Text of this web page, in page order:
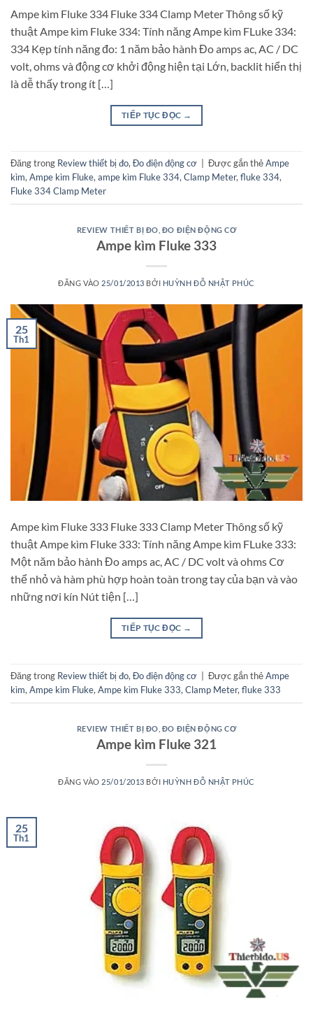
Ampe kìm Fluke 334 Fluke 334 Clamp Meter Thông số kỹ
thuật Ampe kìm Fluke 334: Tính năng Ampe kìm FLuke 334:
334 Kẹp tính năng đo: 1 năm bảo hành Đo amps ac, AC / DC
volt, ohms và động cơ khởi động hiện tại Lớn, backlit hiển thị
là dễ thấy trong ít […]
TIẾP TỤC ĐỌC →
Đăng trong Review thiết bị đo, Đo điện động cơ Được gắn thẻAmpe
kìm, Ampe kìm Fluke, ampe kìm Fluke 334, Clamp Meter, fluke 334,
Fluke 334 Clamp Meter
REVIEW THIẾT BỊ ĐO ĐO ĐIỆN ĐỘNG CƠ
Ampe kìm Fluke 333
ĐĂNG VÀO 25/01/2013 BỞI HUỲNH ĐỖ NHẬT PHÚC
25
Th1
Ampe kìm Fluke 333 Fluke 333 Clamp Meter Thông số kỹ
thuật Ampe kìm Fluke 333: Tính năng Ampe kìm FLuke 333:
Một năm bảo hành Đo amps ac, AC / DC volt và ohms Cơ
thể nhỏ và hàm phù hợp hoàn toàn trong tay của bạn và vào
những nơi kín Nút tiện […]
TIẾP TỤC ĐỌC →
Đăng trong Review thiết bị đo, Đo điện động cơ Được gắn thẻAmpe
kìm, Ampe kìm Fluke, Ampe kìm Fluke 333, Clamp Meter, fluke 333
REVIEW THIẾT BỊ ĐO ĐO ĐIỆN ĐỘNG CƠ
Ampe kìm Fluke 321
ĐĂNG VÀO 25/01/2013 BỞI HUỲNH ĐỖ NHẬT PHÚC
25
Th1